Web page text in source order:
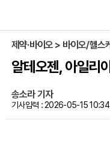
제약·바이오 > 바이오/헬스
알테오젠, 아일리
송소라 기자
기사입력 : 2026-05-15 10:34